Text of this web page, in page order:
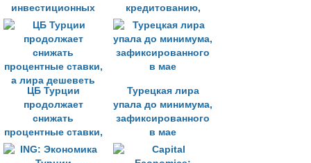
инвестиционных
счетов
кредитованию,
лира
конкурентоспособна
ЦБ Турции
продолжает
снижать
процентные ставки,
а лира дешеветь
Турецкая лира
упала до минимума,
зафиксированного
в мае